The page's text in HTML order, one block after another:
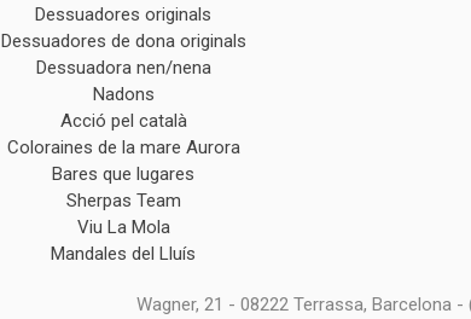
Dessuadores originals
Dessuadores de dona originals
Dessuadora nen/nena
Nadons
Acció pel català
Coloraines de la mare Aurora
Bares que lugares
Sherpas Team
Viu La Mola
Mandales del Lluís
Wagner, 21 - 08222 Terrassa, Barcelona